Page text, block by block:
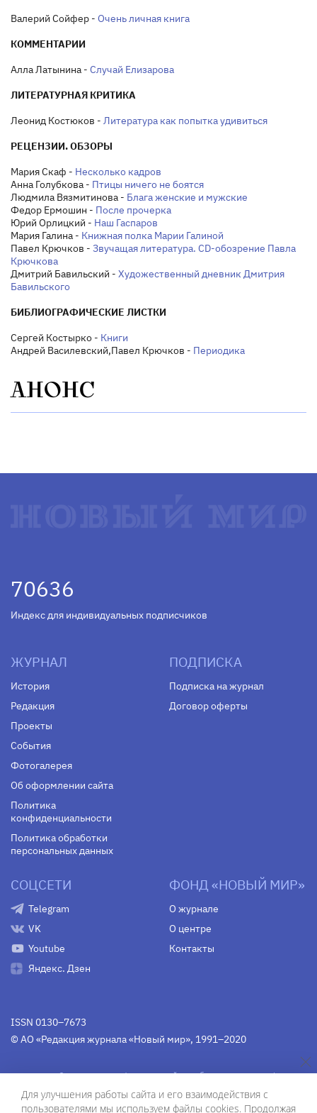
Валерий Сойфер - Очень личная книга
КОММЕНТАРИИ
Алла Латынина - Случай Елизарова
ЛИТЕРАТУРНАЯ КРИТИКА
Леонид Костюков - Литература как попытка удивиться
РЕЦЕНЗИИ. ОБЗОРЫ
Мария Скаф - Несколько кадров
Анна Голубкова - Птицы ничего не боятся
Людмила Вязмитинова - Блага женские и мужские
Федор Ермошин - После прочерка
Юрий Орлицкий - Наш Гаспаров
Мария Галина - Книжная полка Марии Галиной
Павел Крючков - Звучащая литература. CD-обозрение Павла
Крючкова
Дмитрий Бавильский - Художественный дневник Дмитрия
Бавильского
БИБЛИОГРАФИЧЕСКИЕ ЛИСТКИ
Сергей Костырко - Книги
Андрей Василевский,Павел Крючков - Периодика
АНОНС
70636
Индекс для индивидуальных подписчиков
ЖУРНАЛ
История
Редакция
Проекты
События
Фотогалерея
Об оформлении сайта
Политика
конфиденциальности
Политика обработки
персональных данных
ПОДПИСКА
Подписка на журнал
Договор оферты
СОЦСЕТИ
Telegram
VK
Youtube
Яндекс. Дзен
ФОНД «НОВЫЙ МИР»
О журнале
О центре
Контакты
ISSN 0130–7673
© АО «Редакция журнала «Новый мир», 1991–2020
Свидетельство Федеральной службы по надзору в сфере
коммуникаций средства массовой информации
Для улучшения работы сайта и его взаимодействия с
пользователями мы используем файлы cookies. Продолжая